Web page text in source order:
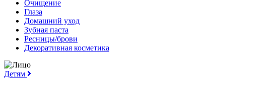
Очищение
Глаза
Домашний уход
Зубная паста
Ресницы/брови
Декоративная косметика
Детям